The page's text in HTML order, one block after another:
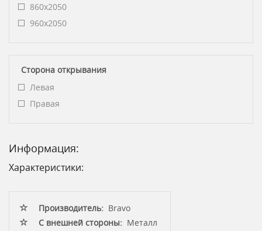
860x2050
960x2050
Сторона открывания
Левая
Правая
Информация:
Характеристики:
Производитель: Bravo
С внешней стороны: Металл